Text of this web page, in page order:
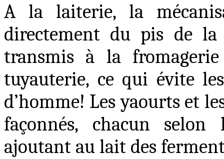
A la laiterie, la
directement du pis de
transmis à la
tuyauterie, ce qui évite
d’homme! Les yaourts et
façonnés, chacun
ajoutant au lait des